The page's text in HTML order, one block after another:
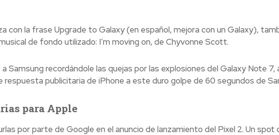
con la frase Upgrade to Galaxy (en español, mejora con un Galaxy),
de fondo utilizado: I’m moving on, de Chyvonne Scott.
Samsung recordándole las quejas por las explosiones del Galaxy Note 7,
publicitaria de iPhone a este duro golpe de 60 segundos de
para Apple
por parte de Google en el anuncio de lanzamiento del Pixel 2. Un spot